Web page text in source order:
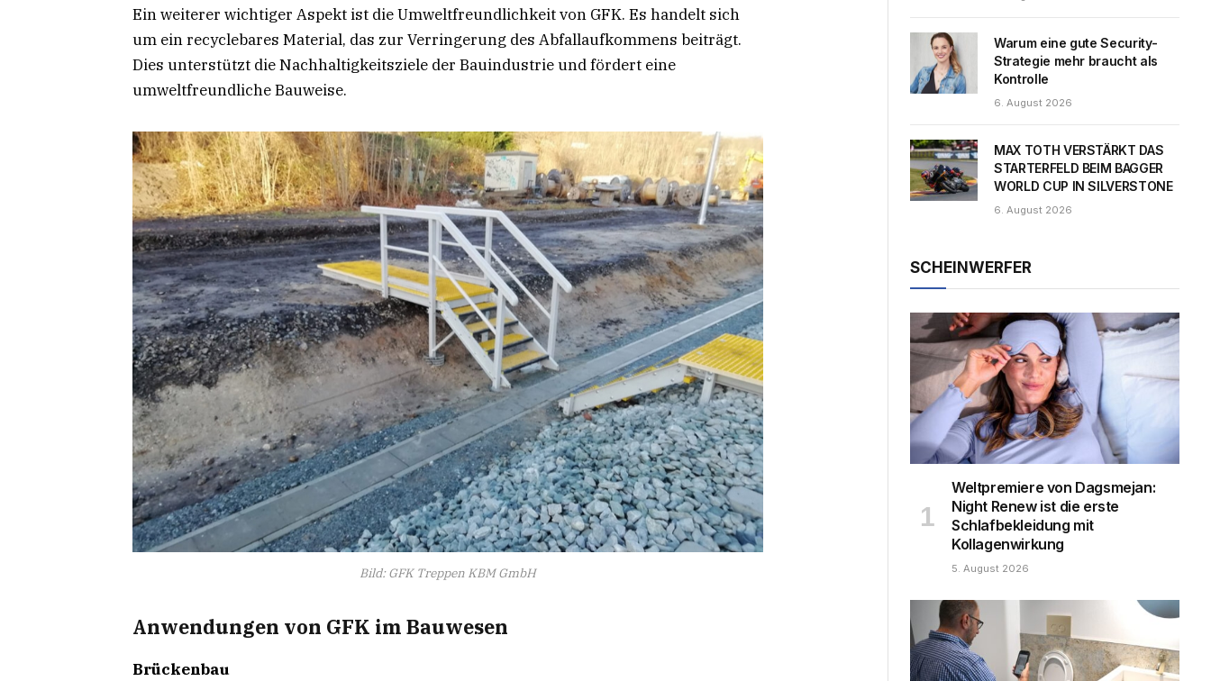
Ein weiterer wichtiger Aspekt ist die Umweltfreundlichkeit von GFK. Es handelt sich
um ein recyclebares Material, das zur Verringerung des Abfallaufkommens beiträgt.
Dies unterstützt die Nachhaltigkeitsziele der Bauindustrie und fördert eine
umweltfreundliche Bauweise.
Bild: GFK Treppen KBM GmbH
Anwendungen von GFK im Bauwesen
Brückenbau
Warum eine gute Security-
Strategie mehr braucht als
Kontrolle
6. August 2026
MAX TOTH VERSTÄRKT DAS
STARTERFELD BEIM BAGGER
WORLD CUP IN SILVERSTONE
6. August 2026
SCHEINWERFER
Weltpremiere von Dagsmejan:
Night Renew ist die erste
Schlafbekleidung mit
Kollagenwirkung
5. August 2026